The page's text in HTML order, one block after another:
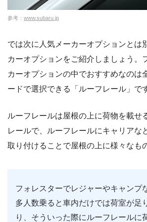
参考： www.subaru.jp
では次に人気メーカーオプションとは
カーオプションをご紹介しましょう。
カーオプションの中でおすすめなのは
ードで選択できる「ルーフレール」で
ルーフレールは屋根の上に荷物を載せ
レールで、ルーフレールにキャリアな
取り付けることで屋根の上に様々なも
フォレスターでレジャーやキャンプ
多人数乗ると車内だけでは荷室が足
り、そういった際にルーフレールに